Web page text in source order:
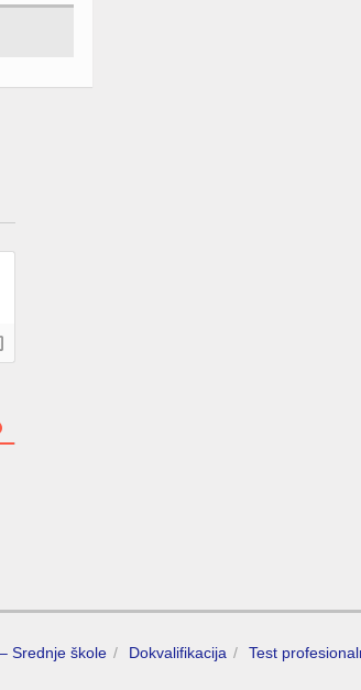
Srednje škole Dokvalifikacija Test